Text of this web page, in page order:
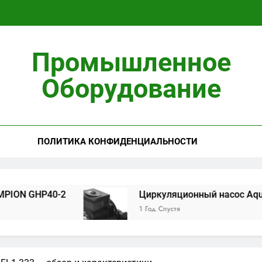
Промышленное
Оборудование
ПОЛИТИКА КОНФИДЕНЦИАЛЬНОСТИ
2 Циркуляционный насос Aquario 14-
1 Год Спустя